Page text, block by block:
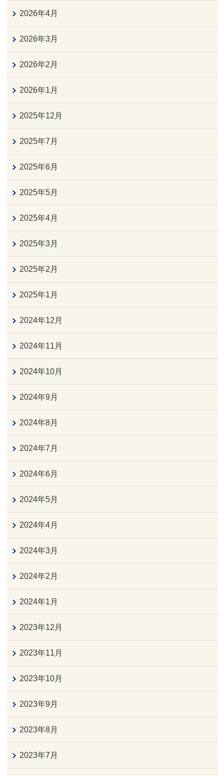
2026年4月
2026年3月
2026年2月
2026年1月
2025年12月
2025年7月
2025年6月
2025年5月
2025年4月
2025年3月
2025年2月
2025年1月
2024年12月
2024年11月
2024年10月
2024年9月
2024年8月
2024年7月
2024年6月
2024年5月
2024年4月
2024年3月
2024年2月
2024年1月
2023年12月
2023年11月
2023年10月
2023年9月
2023年8月
2023年7月